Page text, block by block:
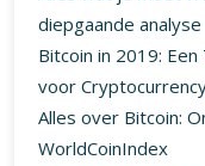
diepgaande analyse
Bitcoin in 2019:
voor
Alles over Bitcoin:
WorldCoinIndex